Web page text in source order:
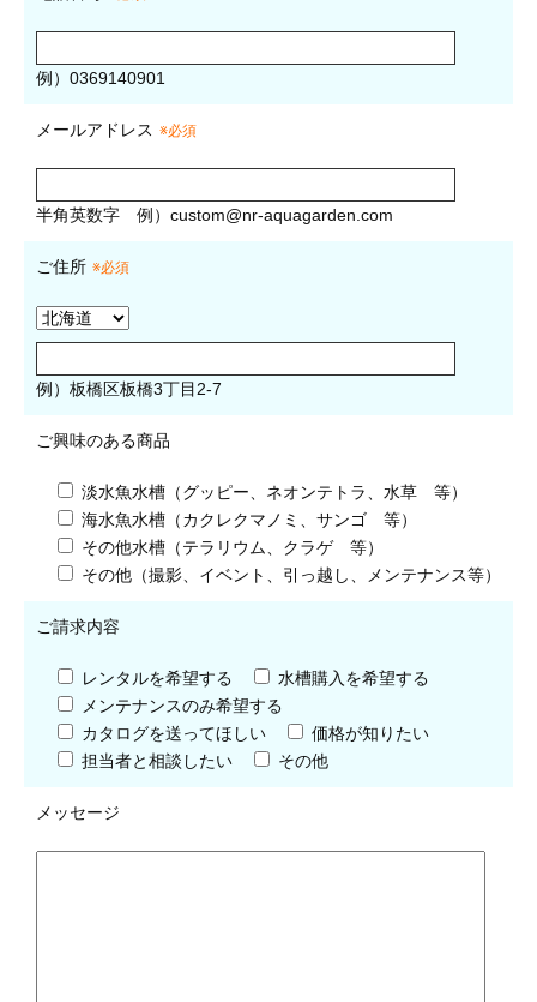
例）0369140901
メールアドレス ※必須
半角英数字 例） custom@nr-aquagarden.com
ご住所 ※必須
例）板橋区板橋3丁目2-7
ご興味のある商品
淡水魚水槽（グッピー、ネオンテトラ、水草 等）
海水魚水槽（カクレクマノミ、サンゴ 等）
その他水槽（テラリウム、クラゲ 等）
その他（撮影、イベント、引っ越し、メンテナンス等）
ご請求内容
レンタルを希望する
水槽購入を希望する
メンテナンスのみ希望する
カタログを送ってほしい
価格が知りたい
担当者と相談したい
その他
メッセージ